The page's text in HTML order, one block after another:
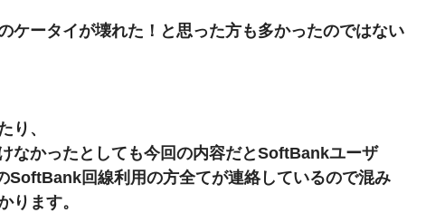
ケータイが壊れた！と思った方も多かったのではない
り、
なかったとしても今回の内容だとSoftBankユーザ
SoftBank回線利用の方全てが連絡しているので混み
ります。